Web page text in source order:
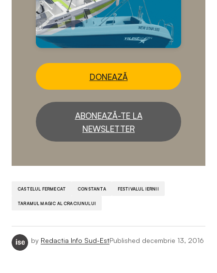
DONEAZĂ
ABONEAZĂ-TE LA
NEWSLETTER
CASTELUL FERMECAT CONSTANTA FESTIVALUL IERNII
TARAMUL MAGIC AL CRACIUNULUI
by Redactia Info Sud-EstPublished decembrie 13, 2016